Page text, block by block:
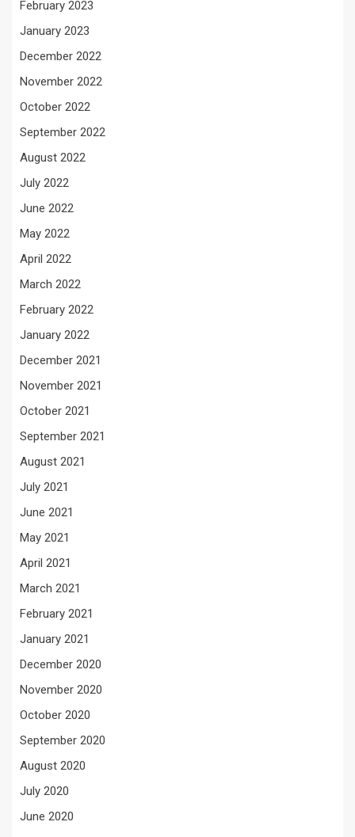
February 2023
January 2023
December 2022
November 2022
October 2022
September 2022
August 2022
July 2022
June 2022
May 2022
April 2022
March 2022
February 2022
January 2022
December 2021
November 2021
October 2021
September 2021
August 2021
July 2021
June 2021
May 2021
April 2021
March 2021
February 2021
January 2021
December 2020
November 2020
October 2020
September 2020
August 2020
July 2020
June 2020